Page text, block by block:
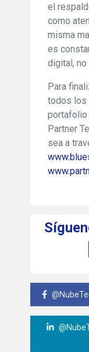
el
como
misma
es
digital, no
Para
todos los
portafolio
Partner
sea a